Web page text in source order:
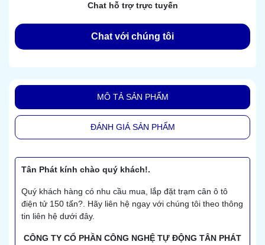
Chat hỗ trợ trực tuyến
Chat với chúng tôi
MÔ TẢ SẢN PHẨM
ĐÁNH GIÁ SẢN PHẨM
Tân Phát kính chào quý khách!.
Quý khách hàng có nhu cầu mua, lắp đặt trạm cân ô tô
điện tử 150 tấn?. Hãy liên hệ ngay với chúng tôi theo thông
tin liên hệ dưới đây.
CÔNG TY CỔ PHẦN CÔNG NGHỆ TỰ ĐỘNG TÂN PHÁT